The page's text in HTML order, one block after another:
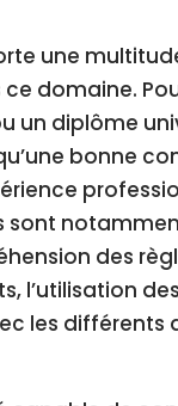
une
domaine.
un diplôme
bonne
des
l’utilisation
les différents